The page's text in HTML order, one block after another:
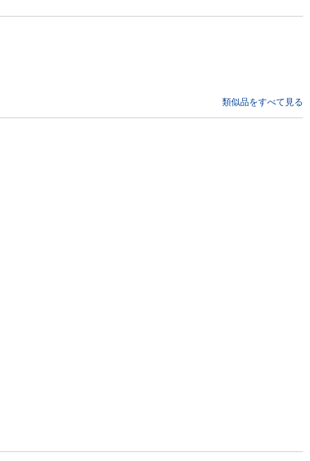
類似品をすべて見る